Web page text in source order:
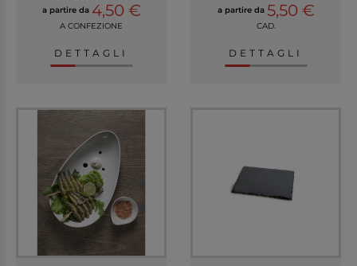
a partire da 4,50 €
A CONFEZIONE
DETTAGLI
a partire da 5,50 €
CAD.
DETTAGLI